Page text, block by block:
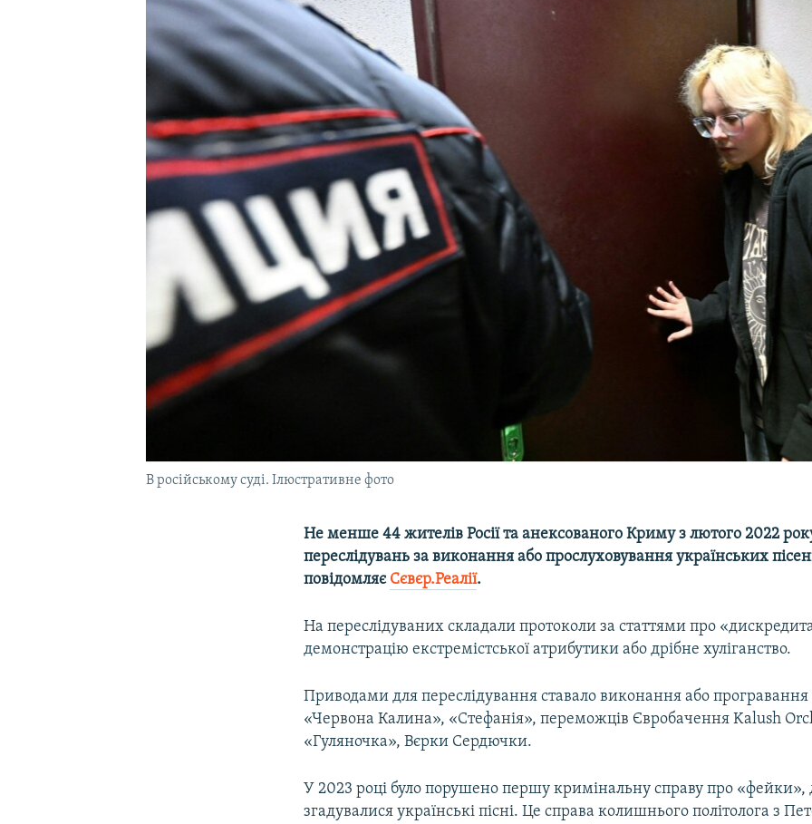
УКРАЇНСЬКА ПРОБЛЕМА КРИМУ
В російському суді. Ілюстративне фото
Не менше 44 жителів Росії та анексованого Криму з лютого 2022
переслідувань за виконання або прослуховування українських
повідомляє Сєвєр.Реалії.
На переслідуваних складали протоколи за статтями про
демонстрацію екстремістської атрибутики або дрібне хуліганство.
Приводами для переслідування ставало виконання або програвання
«Червона Калина», «Стефанія», переможців Євробачення Kalush
«Гуляночка», Вєрки Сердючки.
У 2023 році було порушено першу кримінальну справу про «фейки»,
згадувалися українські пісні. Це справа колишнього політолога з